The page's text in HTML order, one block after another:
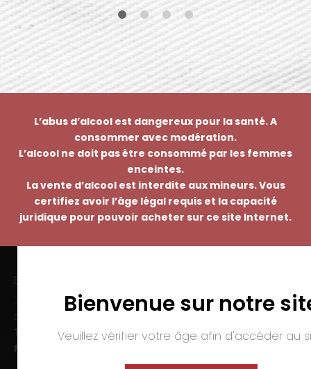
L’abus d’alcool est dangereux pour la santé. A
consommer avec modération.
L’alcool ne doit pas être consommé par les femmes
enceintes.
La vente d’alcool est interdite aux mineurs. Vous
certifiez avoir l’âge légal requis et la capacité
juridique pour pouvoir acheter sur ce site Internet.
Bienvenue sur notre
Veuillez vérifier votre âge afin d'accéder au
EMMANUEL NASTI
7 avenue Pierre Pflimlin – ZAC Espale
Tél. :
03 89 46 50 35
Mail :